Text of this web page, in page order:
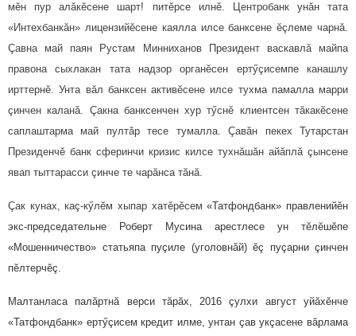
мӗн пур алăкӗсене шарт! питӗрсе илнӗ. Центробанк унăн тата
«Интехбанкăн» лицензийӗсене каялла илсе банксене ӗçлеме чарнă.
Çавна май паян Рустам Минниханов Президент васкавлă майпа
правона сыхлакан тата надзор органӗсен ертӳçисемпе канашлу
ирттернӗ. Унта вăл банксен активӗсене илсе тухма памалла марри
çинчен каланă. Çакна банксенчен хур тӳснӗ клиентсен тăкакӗсене
саплаштарма май пултăр тесе тумалла. Çавăн пекех Тутарстан
Президенчӗ банк сферинчи кризис килсе тухнăшăн айăплă çынсене
явап тыттарасси çинче те чарăнса тăнă.
Çак кунах, каç-кӳлӗм хыпар хатӗрӗсем «Татфондбанк» правленийӗн
экс-председательне Роберт Мусина арестлесе ун тӗлӗшӗпе
«Мошенничество» статьяпа пуçиле (уголовнăй) ӗç пуçарни çинчен
пӗлтерчӗç.
Малтанласа палăртнă верси тăрăх, 2016 çулхи август уйăхӗнче
«Татфондбанк» ертӳçисем кредит илме, унтан çав укçасене вăрлама